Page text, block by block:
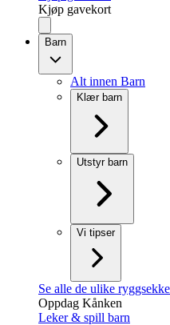
Kjøp gavekort
Barn
Alt innen Barn
Klær barn
Utstyr barn
Vi tipser
Se alle de ulike
Oppdag Kånken
Leker & spill barn